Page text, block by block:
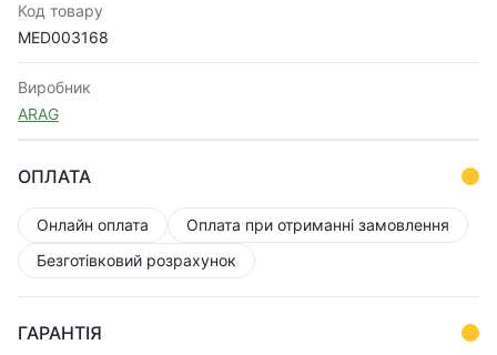
Код товару
MED003168
Виробник
ARAG
ОПЛАТА
Онлайн оплата
Оплата при отриманні замовлення
Безготівковий розрахунок
ГАРАНТІЯ